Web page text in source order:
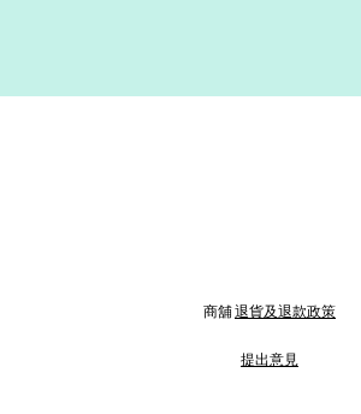
商舖退貨及退款政策
提出意見